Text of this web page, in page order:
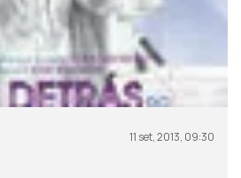
11 set, 2013, 09:30